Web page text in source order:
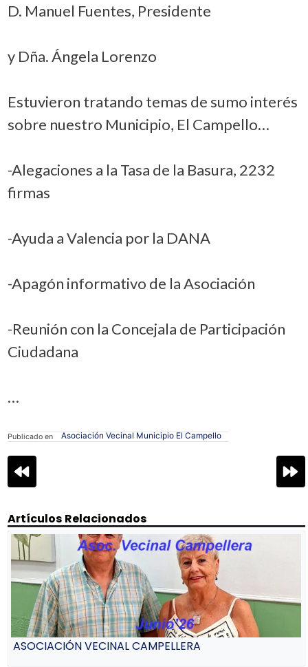
D. Manuel Fuentes, Presidente
y Dña. Ángela Lorenzo
Estuvieron tratando temas de sumo interés
sobre nuestro Municipio, El Campello…
-Alegaciones a la Tasa de la Basura, 2232
firmas
-Ayuda a Valencia por la DANA
-Apagón informativo de la Asociación
-Reunión con la Concejala de Participación
Ciudadana
…
Publicado en Asociación Vecinal Municipio El Campello
Navegación
de
Artículos Relacionados
ASOCIACIÓN VECINAL CAMPELLERA